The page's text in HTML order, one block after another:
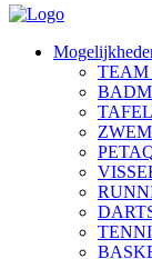
TEAM